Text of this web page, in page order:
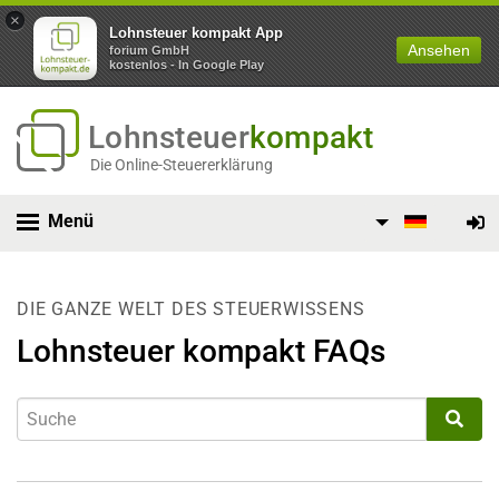
×
Lohnsteuer kompakt App
forium GmbH
kostenlos - In Google Play
Ansehen
Lohnsteuerkompakt
Die Online-Steuererklärung
Menü
DIE GANZE WELT DES STEUERWISSENS
Lohnsteuer kompakt FAQs